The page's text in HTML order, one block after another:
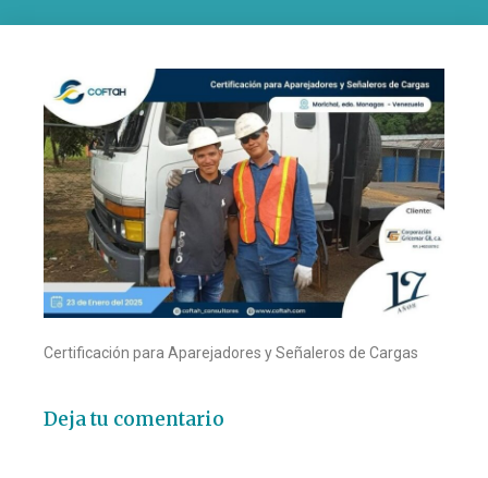
Certificación para Aparejadores y Señaleros de Cargas
Deja tu comentario